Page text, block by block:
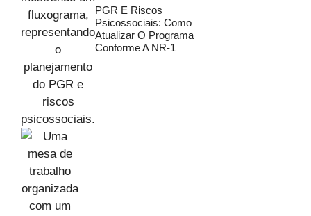
PGR E Riscos
Psicossociais: Como
Atualizar O Programa
Conforme A NR-1